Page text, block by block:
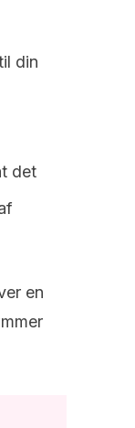
din
det
en